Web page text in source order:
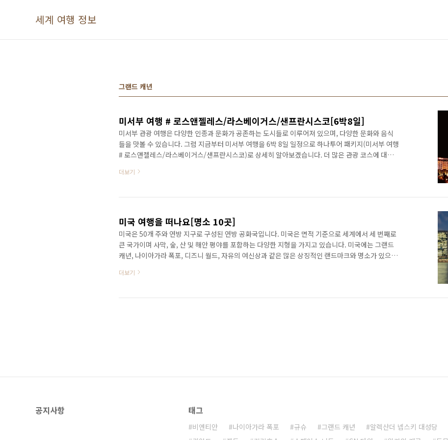
세계 여행 정보
그랜드 캐년
미서부 여행 # 로스앤젤레스/라스베이거스/샌프란시스코[6박8일]
미서부 관광 여행은 다양한 인종과 문화가 공존하는 도시들로 이루어져 있으며, 다양한 문화와 음식
들을 맛볼 수 있습니다. 그럼 지금부터 미서부 여행을 6박 8일 일정으로 하나투어 패키지(미서부 여행
# 로스앤젤레스/라스베이거스/샌프란시스코)로 상세히 알아보겠습니다. 더 많은 관광 코스에 대해
을 떠나요"명 소 7곳" "샌프란시스코 여행을 떠나요 "명 소 7곳 " 미서부 여행 # 로스앤젤레스/라스
시간 40분 ★ 여행 패키지 핵심 포인트 Ⅰ. 라스베이거스 스트립 5성급, 윈 호텔의 파노라믹 뷰 숙박
더보기
미국 여행을 떠나요[명소 10곳]
미국은 50개 주와 연방 지구로 구성된 연방 공화국입니다. 미국은 면적 기준으로 세계에서 세 번째로
큰 국가이며 사막, 숲, 산 및 해안 평야를 포함하는 다양한 지형을 가지고 있습니다. 미국에는 그랜드
캐년, 나이아가라 폭포, 디즈니 월드, 자유의 여신상과 같은 많은 상징적인 랜드마크와 명소가 있으며
을 선정하여 자세히 알아보겠습니다. 미국에서 꼭 가봐야 할 명소 10곳 1. 그랜드 캐년(Grand
경이 중 하나입니다. 거대한 콜로라도 강에 의해 수백만 년에 걸쳐 깎여진 숨 막히는 협곡입니다. 그
더보기
공지사항 태그
비엔티안 나이아가라 폭포 규슈 그랜드 캐년 알렉산더 넵스키 대성당